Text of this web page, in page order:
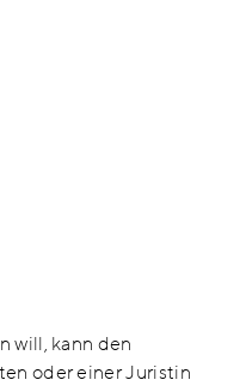
will, kann den
oder einer Juristin